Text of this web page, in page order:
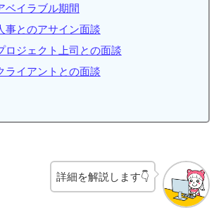
ベイラブル期間
事とのアサイン面談
ロジェクト上司との面談
ライアントとの面談
詳細を解説します👇